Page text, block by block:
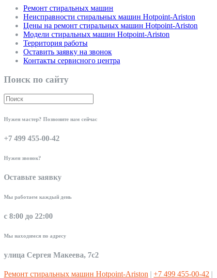
Ремонт стиральных машин
Неисправности стиральных машин Hotpoint-Ariston
Цены на ремонт стиральных машин Hotpoint-Ariston
Модели стиральных машин Hotpoint-Ariston
Территория работы
Оставить заявку на звонок
Контакты сервисного центра
Поиск по сайту
Нужен мастер? Позвоните нам сейчас
+7 499 455-00-42
Нужен звонок?
Оставьте заявку
Мы работаем каждый день
с 8:00 до 22:00
Мы находимся по адресу
улица Сергея Макеева, 7с2
Ремонт стиральных машин Hotpoint-Ariston | +7 499 455-00-42 |